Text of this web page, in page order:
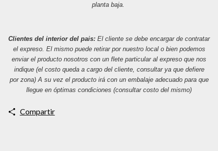
planta baja.
Clientes del interior del pais: El cliente se debe encargar de contratar
el expreso. El mismo puede retirar por nuestro local o bien podemos
enviar el producto nosotros con un flete particular al expreso que nos
indique (el costo queda a cargo del cliente, consultar ya que defiere
por zona) A su vez el producto irá con un embalaje adecuado para que
llegue en óptimas condiciones (consultar costo del mismo)
Compartir